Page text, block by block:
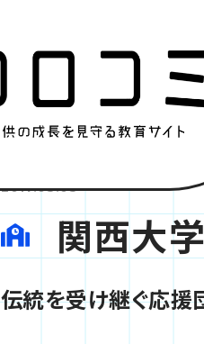
2017.03.03
関西大
伝統を受け継ぐ応援